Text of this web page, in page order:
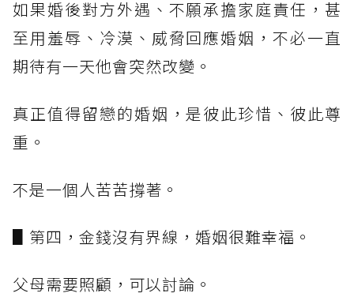
如果婚後對方外遇、不願承擔家庭責任，甚
至用羞辱、冷漠、威脅回應婚姻，不必一直
期待有一天他會突然改變。
真正值得留戀的婚姻，是彼此珍惜、彼此尊
重。
不是一個人苦苦撐著。
▋第四，金錢沒有界線，婚姻很難幸福。
父母需要照顧，可以討論。